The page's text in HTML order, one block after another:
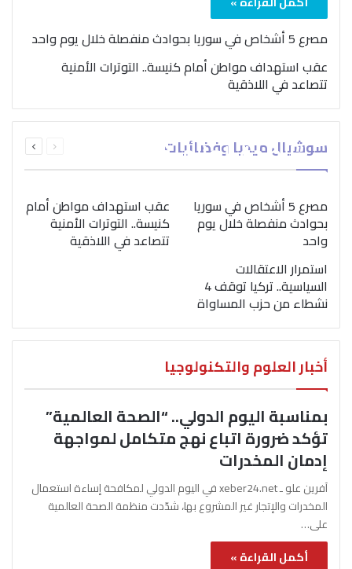
مصرع 5 أشخاص في سوريا بحوادث منفصلة خلال يوم واحد
عقب استهداف مواطن أمام كنيسة.. التوترات الأمنية
تتصاعد في اللاذقية
سوشيال ميديا وفضائيات الصفحةالصفحة
بمناسبة اليوم الدولي..
“الصحة العالمية” تؤكد
ضرورة اتباع نهج متكامل
لمواجهة إدمان المخدرات
مصرع 5 أشخاص في سوريا
بحوادث منفصلة خلال يوم
واحد
عقب استهداف مواطن أمام
كنيسة.. التوترات الأمنية
تتصاعد في اللاذقية
استمرار الاعتقالات
السياسية.. تركيا توقف 4
نشطاء من حزب المساواة
أخبار العلوم والتكنولوجيا
بمناسبة اليوم الدولي.. “الصحة العالمية”
تؤكد ضرورة اتباع نهج متكامل لمواجهة
إدمان المخدرات
آفرين علو ـ xeber24.net في اليوم الدولي لمكافحة إساءة استعمال
المخدرات والإتجار غير المشروع بها، شدّدت منظمة الصحة العالمية
على…
أكمل القراءة »